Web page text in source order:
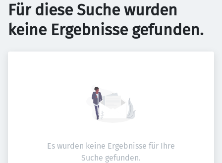
Für diese Suche wurden
keine Ergebnisse gefunden.
Es wurden keine Ergebnisse für Ihre
Suche gefunden.